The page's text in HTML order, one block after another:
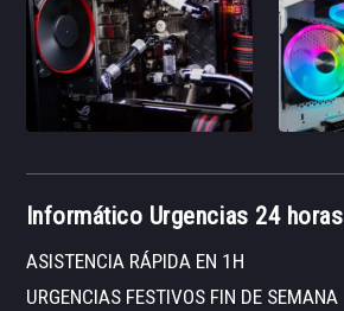
Informático Urgencias 24 horas
ASISTENCIA RÁPIDA EN 1H
URGENCIAS FESTIVOS FIN DE SEMANA